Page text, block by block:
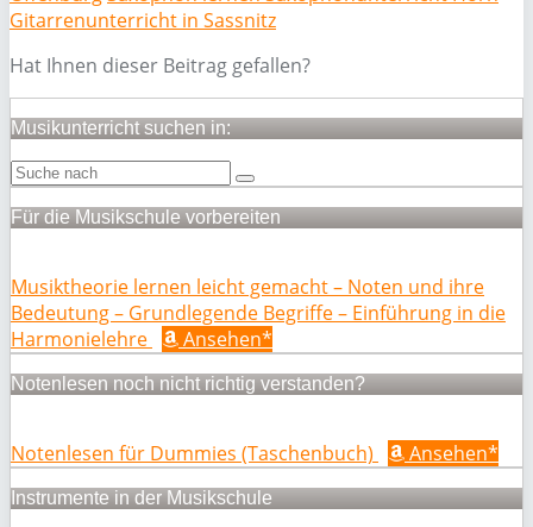
Gitarrenunterricht in Sassnitz
Hat Ihnen dieser Beitrag gefallen?
Musikunterricht suchen in:
Für die Musikschule vorbereiten
Musiktheorie lernen leicht gemacht – Noten und ihre
Bedeutung – Grundlegende Begriffe – Einführung in die
Harmonielehre
Ansehen*
Notenlesen noch nicht richtig verstanden?
Notenlesen für Dummies (Taschenbuch) Ansehen*
Instrumente in der Musikschule